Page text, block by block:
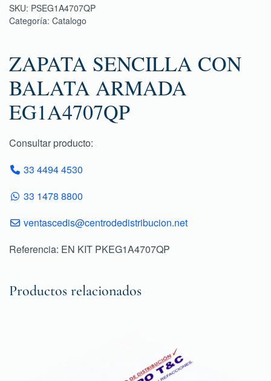
SKU: PSEG1A4707QP
Categoría: Catalogo
ZAPATA SENCILLA CON
BALATA ARMADA
EG1A4707QP
Consultar producto:
33 4494 4530
33 1478 8800
ventascedis@centrodedistribucion.net
Referencia: EN KIT PKEG1A4707QP
Productos relacionados